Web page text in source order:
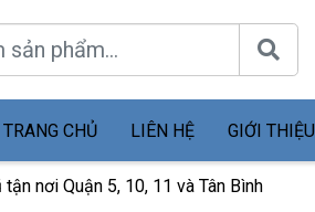
TRANG CHỦ LIÊN HỆ GIỚI THIỆU
nơi Quận 5, 10, 11 và Tân Bình